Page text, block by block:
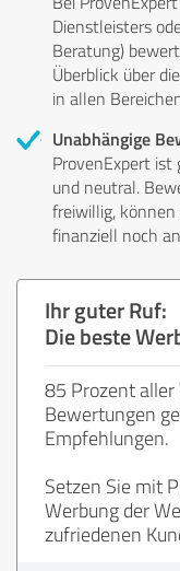
Dienstleisters
Beratung)
Überblick über
in allen
Unabhängige
ProvenExpert ist
und neutral.
freiwillig,
finanziell noch
Ihr guter Ruf:
Die beste
85 Prozent
Bewertungen
Empfehlungen.
Setzen Sie mit
Werbung der
zufriedenen